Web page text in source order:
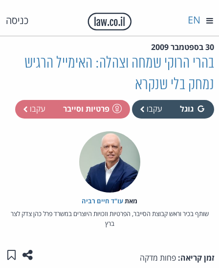
כניסה EN
30 בספטמבר 2009
בהרי הרוקי שמחה וצהלה: האימייל הרגיש
נמחק בלי שנקרא
גוגל עקבו פרטיות וסייבר עקבו
מאת‏עו"ד חיים רביה
שותף בכיר וראש קבוצת הסייבר, הפרטיות וזכויות היוצרים במשרד פרל כהן צדק לצר
ברץ
זמן קריאה: פחות מדקה שתפו